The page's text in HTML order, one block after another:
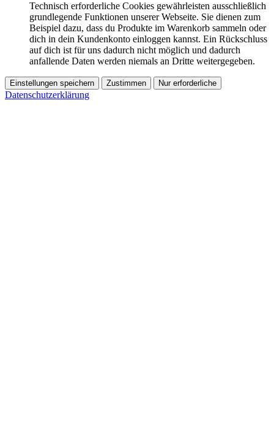
Technisch erforderliche Cookies gewährleisten ausschließlich
grundlegende Funktionen unserer Webseite. Sie dienen zum
Beispiel dazu, dass du Produkte im Warenkorb sammeln oder
dich in dein Kundenkonto einloggen kannst. Ein Rückschluss
auf dich ist für uns dadurch nicht möglich und dadurch
anfallende Daten werden niemals an Dritte weitergegeben.
Einstellungen speichern Zustimmen Nur erforderliche
Datenschutzerklärung